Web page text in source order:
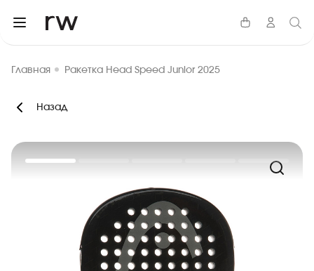
Главная Ракетка Head Speed Junior 2025
Назад